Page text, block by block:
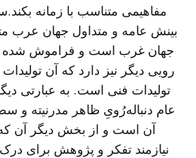
مفاهیمی متناسب با زمانه
بینش عامه و متداول جهان عرب
جهان غرب است و فراموش شده
رویی دیگر نیز دارد که آن
تولیدات فنی است. به عبارتی
عام دنباله‌رُویِ ظاهر مدرنیته
آن است و از بخش دیگر آن
نیازمند تفکر و پژوهش برای